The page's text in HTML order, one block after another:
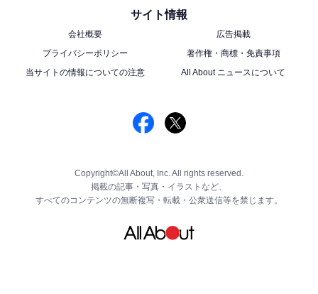
サイト情報
会社概要
広告掲載
プライバシーポリシー
著作権・商標・免責事項
当サイトの情報についての注意
All About ニュースについて
Copyright©All About, Inc. All rights reserved.
掲載の記事・写真・イラストなど、
すべてのコンテンツの無断複写・転載・公衆送信等を禁じます。